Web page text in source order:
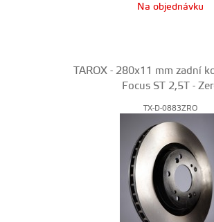
Na objednávku
TAROX - 280x11 mm zadní
Focus ST 2,5T -
TX-D-0883ZRO